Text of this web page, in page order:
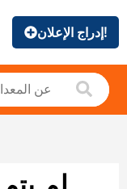
إدراج الإعلان!